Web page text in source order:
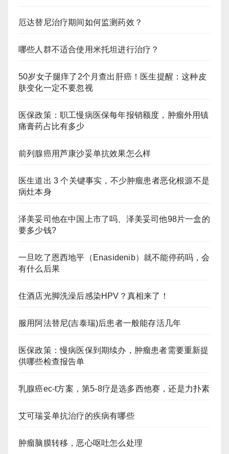
厄达替尼治疗期间如何监测药效？
哪些人群不适合使用米托坦进行治疗？
50岁女子腿痒了2个月查出肝癌！医生提醒：这种皮
肤变化一定不要忽视
医保政策：职工慢病医保每年报销额度，肿瘤外用镇
痛膏药占比有多少
前列腺癌用芦康沙妥单抗效果怎么样
医生道出 3 个关键事实，不少肿瘤患者恶化根源不是
病灶本身
泽美妥司他在中国上市了吗、泽美妥司他98片一盒的
要多少钱?
一旦吃了恩西地平（Enasidenib）就不能停药吗，会
有什么后果
住酒店光脚洗澡后感染HPV？真相来了！
服用阿法替尼(吉泰瑞)后患者一般能存活几年
医保政策：慢病医保到期续办，肿瘤患者需要重新提
供哪些检查报告单
乳腺癌ec-t方案，第5-8疗是选多西他赛，还是力扑素
艾可瑞妥单抗治疗的疾病有哪些
肿瘤脑膜转移，恶心呕吐怎么处理